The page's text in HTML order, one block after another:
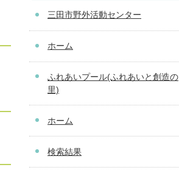
三田市野外活動センター
ホーム
ふれあいプール(ふれあいと創造の
里)
ホーム
検索結果